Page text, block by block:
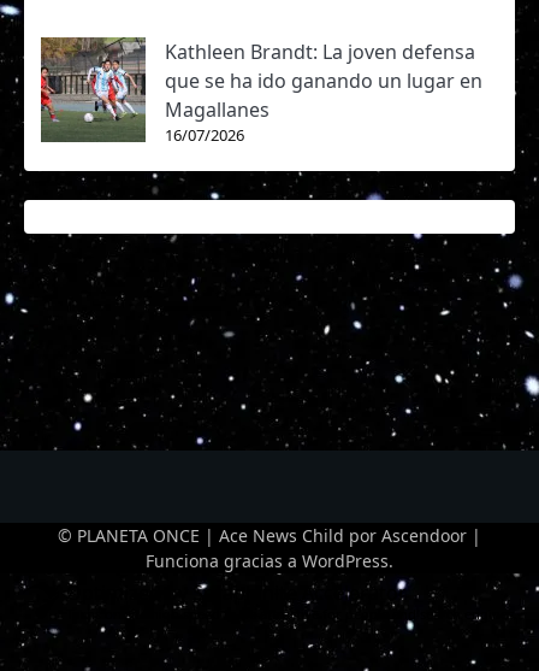
Kathleen Brandt: La joven defensa
que se ha ido ganando un lugar en
Magallanes
16/07/2026
© PLANETA ONCE | Ace News Child por Ascendoor |
Funciona gracias a WordPress.
Optimized by Seraphinite Accelerator
Turns on site high speed to be attractive for people and search engines.